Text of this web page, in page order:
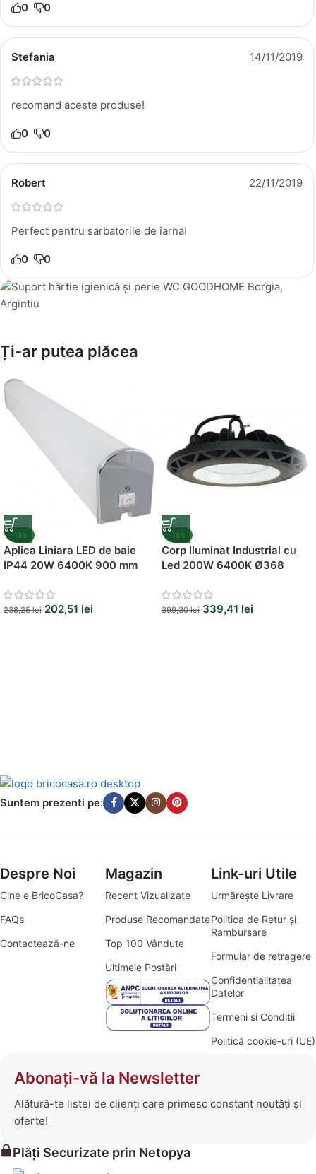
0 0
Stefania 14/11/2019
recomand aceste produse!
0 0
Robert 22/11/2019
Perfect pentru sarbatorile de iarna!
0 0
Suporți Hârtie Igenică
Ți-ar putea plăcea
-15%
Aplica Liniara LED de baie
IP44 20W 6400K 900 mm
238,25lei 202,51 lei
-15%
Corp Iluminat Industrial cu
Led 200W 6400K Ø368
399,30lei 339,41 lei
Suntem prezenti pe:
Despre Noi
Cine e BricoCasa?
FAQs
Contactează-ne
Magazin
Recent Vizualizate
Produse Recomandate
Top 100 Vândute
Ultimele Postări
Link-uri Utile
Urmărește Livrare
Politica de Retur și
Rambursare
Formular de retragere
Confidentialitatea
Datelor
Termeni si Conditii
Politică cookie-uri (UE)
Abonați-vă la Newsletter
Alătură-te listei de clienți care primesc constant noutăți și
oferte!
Plăți Securizate prin Netopya